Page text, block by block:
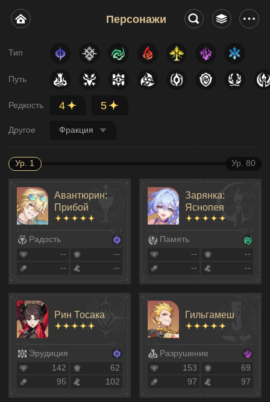
Персонажи
Тип
Путь
Редкость 4 5
Другое Фракция
Ур. 1 Ур. 80
Авантюрин:
Прибой
Радость
--
--
--
--
Зарянка:
Яснопея
Память
--
--
--
--
Рин Тосака
Эрудиция
142
62
95
102
Гильгамеш
Разрушение
153
69
97
97